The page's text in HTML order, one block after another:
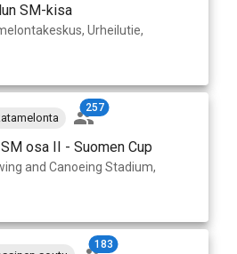
SM-kisa
Urheilutie,
257
osa II - Suomen Cup
and Canoeing Stadium,
183